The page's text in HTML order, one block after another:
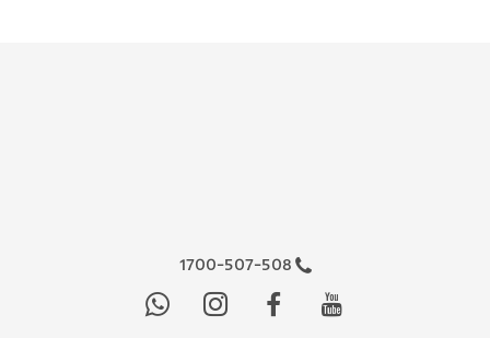
1700-507-508